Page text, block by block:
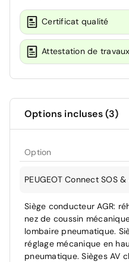
Certificat qualité
Attestation de travaux
Options incluses (3)
Option
PEUGEOT Connect SOS
Siège conducteur AGR:
nez de coussin
lombaire pneumatique.
réglage mécanique en
pneumatique. Sièges AV